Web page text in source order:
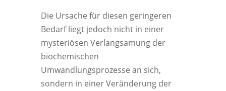
Die Ursache für diesen geringeren
Bedarf liegt jedoch nicht in einer
mysteriösen Verlangsamung der
biochemischen
Umwandlungsprozesse an sich,
sondern in einer Veränderung der